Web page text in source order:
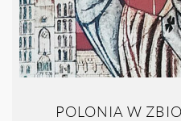
POLONIA W